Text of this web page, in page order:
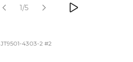
1/5
JT9501-4303-2 #2